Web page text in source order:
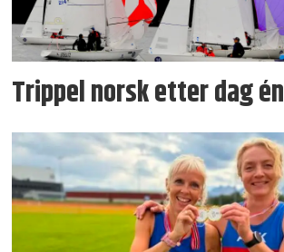
Trippel norsk etter dag én